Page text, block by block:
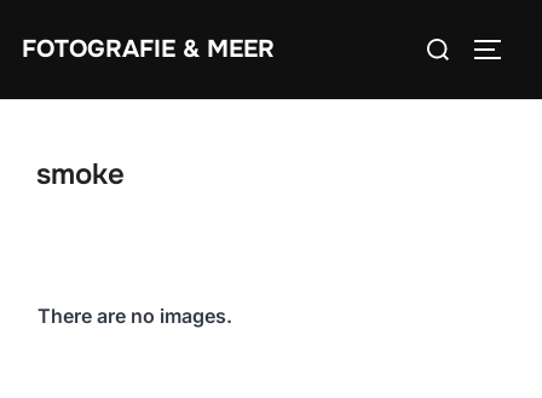
InhaltFOTOGRAFIE & MEER
Suchen
smoke
There are no images.